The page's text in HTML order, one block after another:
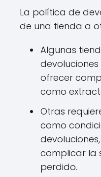
La política de
de una tienda a
Algunas
devoluciones
ofrecer
como
Otras
como
complicar la
perdido.